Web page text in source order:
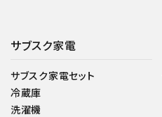
サブスク家電
サブスク家電セット
冷蔵庫
洗濯機